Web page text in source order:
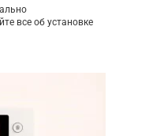
все об установке